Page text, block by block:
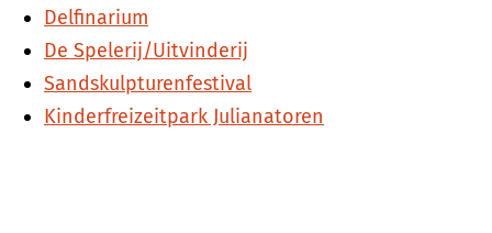
Delfinarium
De Spelerij/Uitvinderij
Sandskulpturenfestival
Kinderfreizeitpark Julianatoren